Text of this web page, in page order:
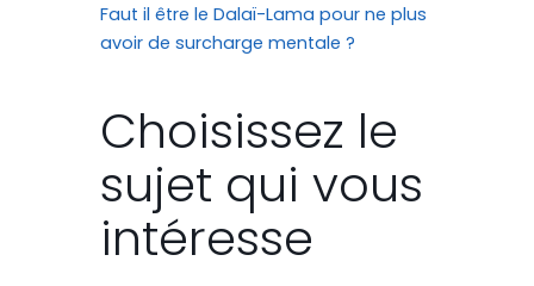
Faut il être le Dalaï-Lama pour ne plus
avoir de surcharge mentale ?
Choisissez le
sujet qui vous
intéresse